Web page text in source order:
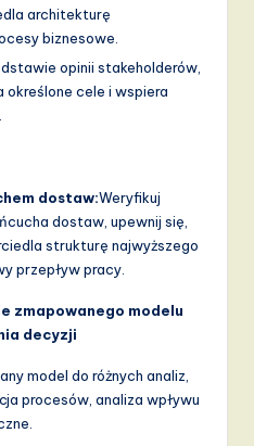
architekturę
biznesowe.
opinii stakeholderów,
określone cele i wspiera
dostaw:Weryfikuj
dostaw, upewnij się,
strukturę najwyższego
przepływ pracy.
zmapowanego modelu
decyzji
model do różnych analiz,
procesów, analiza wpływu